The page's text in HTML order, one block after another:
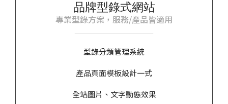
品牌型錄式網站
專業型錄方案，服務/產品皆適用
型錄分類管理系統
產品頁面模板設計一式
全站圖片、文字動態效果